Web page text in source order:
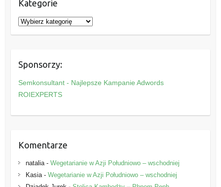
Kategorie
K
a
g
o
r
e
Sponsorzy:
Semkonsultant - Najlepsze Kampanie Adwords
ROIEXPERTS
Komentarze
natalia- Wegetarianie w Azji Południowo – wschodniej
Kasia- Wegetarianie w Azji Południowo – wschodniej